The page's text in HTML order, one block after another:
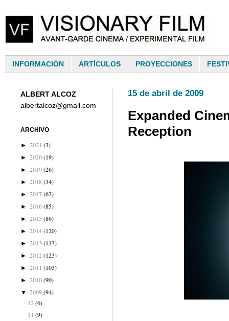
INFORMACIÓN ARTÍCULOS PROYECCIONES
15 de abril de 2009
Expanded
Reception
ALBERT ALCOZ
albertalcoz@gmail.com
ARCHIVO
► 2021 (3)
► 2020(19)
► 2019(26)
► 2018(34)
► 2017(62)
► 2016(85)
► 2015 (86)
► 2014(120)
► 2013 (113)
► 2012(123)
► 2011 (103)
► 2010(90)
▼ 2009(94)
12 (6)
11 (9)